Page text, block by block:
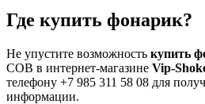
Где купить фонарик?
Не упустите возможность купить
COB в интернет-магазине Vip-
телефону +7 985 311 58 08 для
информации.